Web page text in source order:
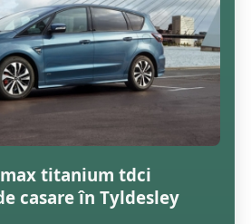
max titanium tdci
casare în Tyldesley